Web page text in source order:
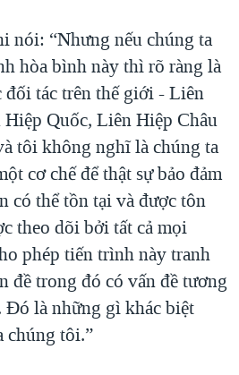
nói: “Nhưng nếu chúng ta
hòa bình này thì rõ ràng là
đối tác trên thế giới - Liên
Quốc, Liên Hiệp Châu
tôi không nghĩ là chúng ta
cơ chế để thật sự bảo đảm
có thể tồn tại và được tôn
theo dõi bởi tất cả mọi
phép tiến trình này tranh
đề trong đó có vấn đề tương
Đó là những gì khác biệt
chúng tôi.”